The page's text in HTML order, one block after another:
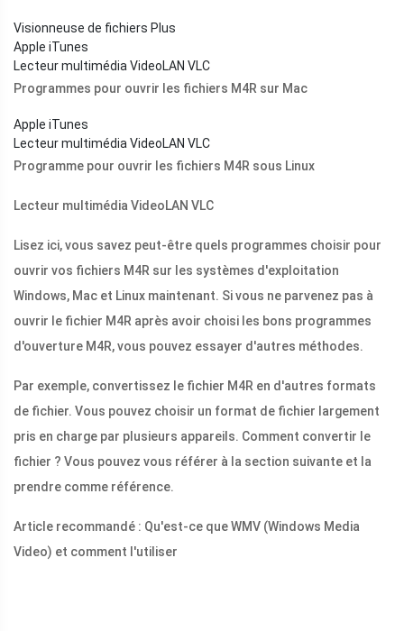
Visionneuse de fichiers Plus
Apple iTunes
Lecteur multimédia VideoLAN VLC
Programmes pour ouvrir les fichiers M4R sur Mac
Apple iTunes
Lecteur multimédia VideoLAN VLC
Programme pour ouvrir les fichiers M4R sous Linux
Lecteur multimédia VideoLAN VLC
Lisez ici, vous savez peut-être quels programmes choisir pour
ouvrir vos fichiers M4R sur les systèmes d'exploitation
Windows, Mac et Linux maintenant. Si vous ne parvenez pas à
ouvrir le fichier M4R après avoir choisi les bons programmes
d'ouverture M4R, vous pouvez essayer d'autres méthodes.
Par exemple, convertissez le fichier M4R en d'autres formats
de fichier. Vous pouvez choisir un format de fichier largement
pris en charge par plusieurs appareils. Comment convertir le
fichier ? Vous pouvez vous référer à la section suivante et la
prendre comme référence.
Article recommandé : Qu'est-ce que WMV (Windows Media
Video) et comment l'utiliser